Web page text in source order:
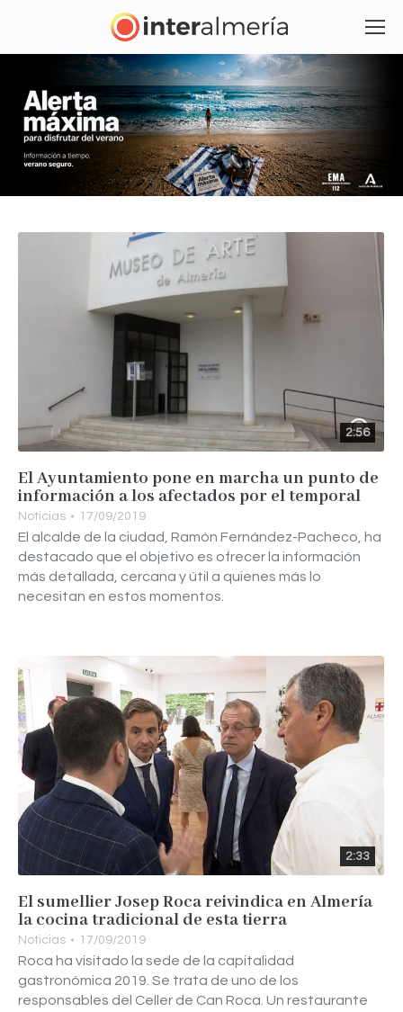
2:56
El Ayuntamiento pone en marcha un punto de
información a los afectados por el temporal
Noticias 17/09/2019
El alcalde de la ciudad, Ramón Fernández-Pacheco, ha
destacado que el objetivo es ofrecer la información
más detallada, cercana y útil a quienes más lo
necesitan en estos momentos.
2:33
El sumellier Josep Roca reivindica en Almería
la cocina tradicional de esta tierra
Noticias 17/09/2019
Roca ha visitado la sede de la capitalidad
gastronómica 2019. Se trata de uno de los
responsables del Celler de Can Roca. Un restaurante